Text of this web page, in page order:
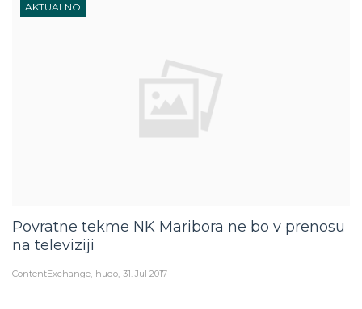
AKTUALNO
Povratne tekme NK Maribora ne bo v prenosu
na televiziji
ContentExchange hudo 31. Jul 2017